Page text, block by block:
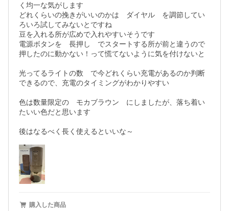
く均一な気がします
どれくらいの挽きがいいのかは　ダイヤル　を調節してい
ろいろ試してみないとですね
豆を入れる所が広めで入れやすいそうです
電源ボタンを　長押し　でスタートする所が前と違うので
押したのに動かない！って慌てないように気を付けないと
光ってるライトの数　で今どれくらい充電があるのか判断
できるので、充電のタイミングがわかりやすい
色は数量限定の　モカブラウン　にしましたが、落ち着い
たいい色だと思います
後はなるべく長く使えるといいな～
購入した商品